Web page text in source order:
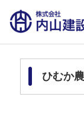
ひむか